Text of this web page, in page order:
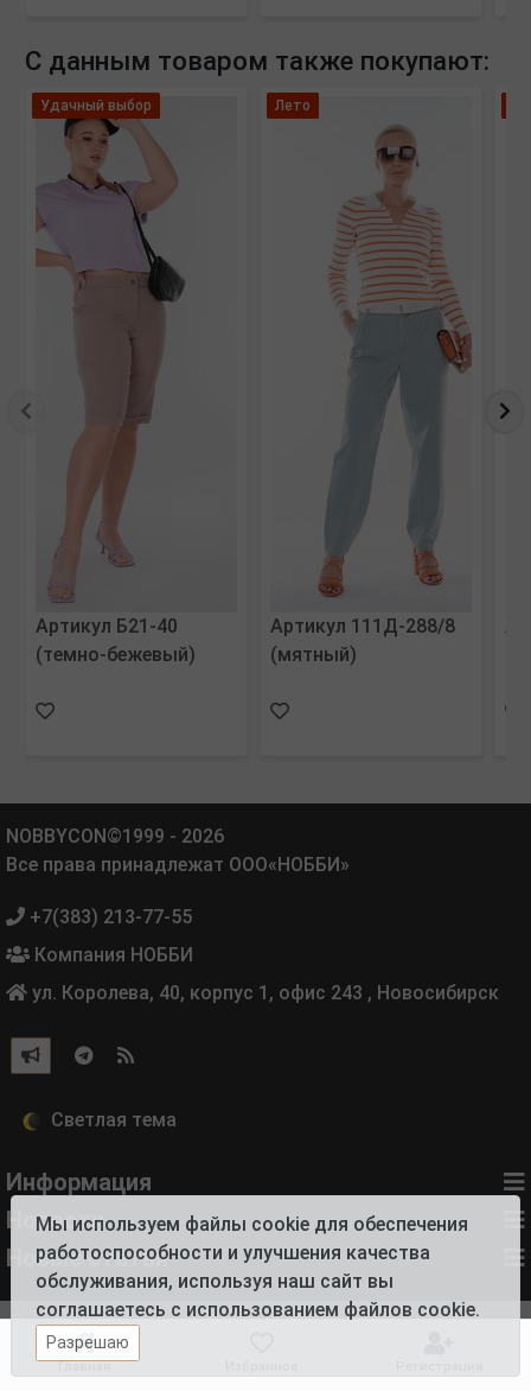
С данным товаром также покупают:
Удачный выбор
Артикул Б21-40
(темно-бежевый)
Лето
Артикул 111Д-288/8
(мятный)
NOBBYCON©1999 - 2026
Все права принадлежат ООО«НОББИ»
+7(383) 213-77-55
Компания НОББИ
ул. Королева, 40, корпус 1, офис 243 , Новосибирск
Информация
Новости
Новые статьи
Мы используем файлы cookie для обеспечения
работоспособности и улучшения качества
обслуживания, используя наш сайт вы
соглашаетесь с использованием файлов cookie.
Разрешаю